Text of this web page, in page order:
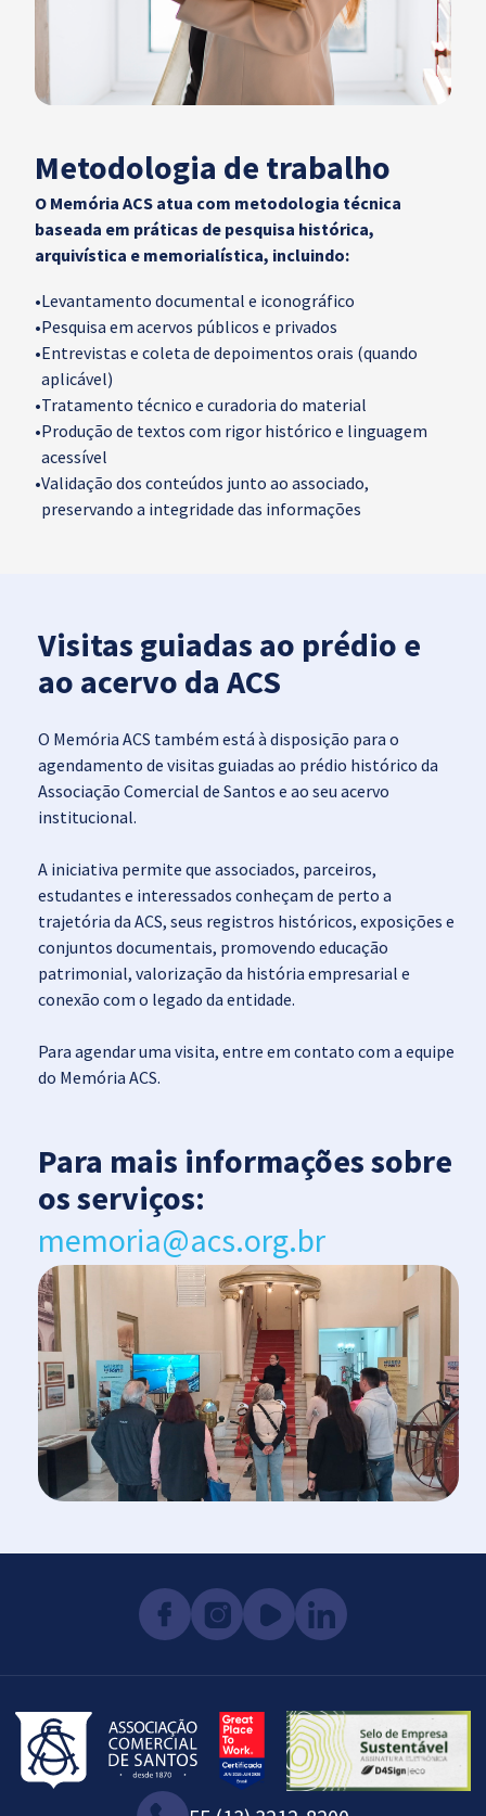
Metodologia de trabalho
O Memória ACS atua com metodologia técnica
baseada em práticas de pesquisa histórica,
arquivística e memorialística, incluindo:
•Levantamento documental e iconográfico
•Pesquisa em acervos públicos e privados
•Entrevistas e coleta de depoimentos orais (quando
aplicável)
•Tratamento técnico e curadoria do material
•Produção de textos com rigor histórico e linguagem
acessível
•Validação dos conteúdos junto ao associado,
preservando a integridade das informações
Visitas guiadas ao prédio e
ao acervo da ACS
O Memória ACS também está à disposição para o
agendamento de visitas guiadas ao prédio histórico da
Associação Comercial de Santos e ao seu acervo
institucional.
A iniciativa permite que associados, parceiros,
estudantes e interessados conheçam de perto a
trajetória da ACS, seus registros históricos, exposições e
conjuntos documentais, promovendo educação
patrimonial, valorização da história empresarial e
conexão com o legado da entidade.
Para agendar uma visita, entre em contato com a equipe
do Memória ACS.
Para mais informações sobre
os serviços:
memoria@acs.org.br